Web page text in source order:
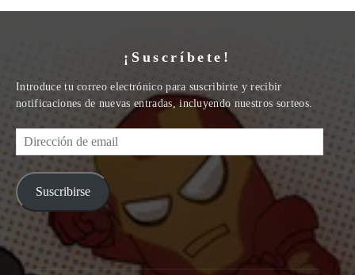
¡Suscríbete!
Introduce tu correo electrónico para suscribirte y recibir
notificaciones de nuevas entradas, incluyendo nuestros sorteos.
Dirección
de
email
Suscribirse